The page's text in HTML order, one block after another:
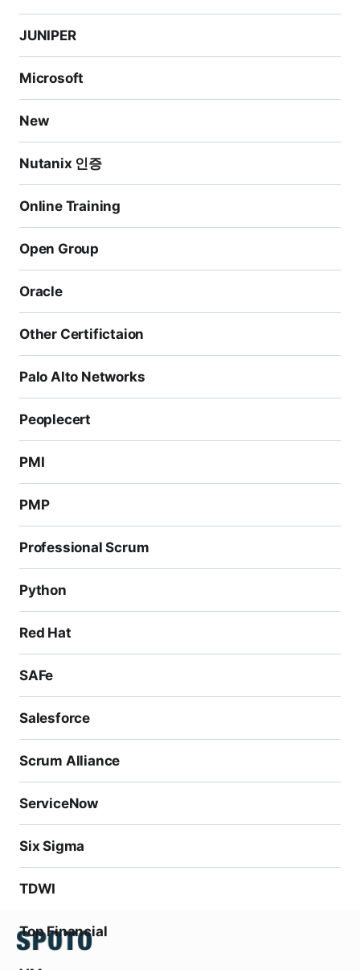
JUNIPER
Microsoft
New
Nutanix 인증
Online Training
Open Group
Oracle
Other Certifictaion
Palo Alto Networks
Peoplecert
PMI
PMP
Professional Scrum
Python
Red Hat
SAFe
Salesforce
Scrum Alliance
ServiceNow
Six Sigma
TDWI
Top Financial